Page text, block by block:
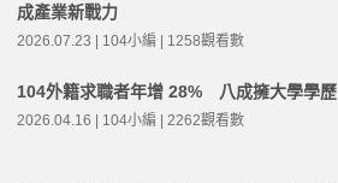
成產業新戰力
2026.07.23 | 104小編 | 1258觀看數
104外籍求職者年增 28% 八成擁大學學歷
2026.04.16 | 104小編 | 2262觀看數